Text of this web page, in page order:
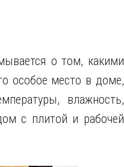
о том, какими
особое место в доме,
влажность,
с плитой и рабочей